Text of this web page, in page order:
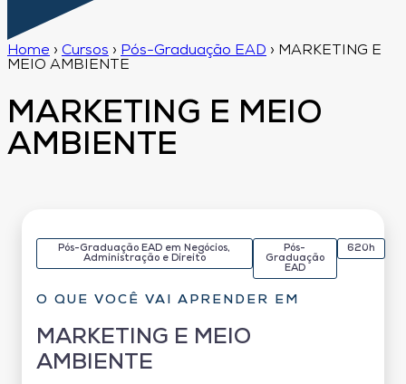
Home › Cursos › Pós-Graduação EAD › MARKETING E
MEIO AMBIENTE
MARKETING E MEIO
AMBIENTE
Pós-Graduação EAD em Negócios,
Administração e Direito
Pós-
Graduação
EAD
620h
O QUE VOCÊ VAI APRENDER EM
MARKETING E MEIO
AMBIENTE